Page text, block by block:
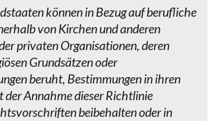
können in Bezug auf berufliche
von Kirchen und anderen
privaten Organisationen, deren
Grundsätzen oder
beruht, Bestimmungen in ihren
der Annahme dieser Richtlinie
beibehalten oder in